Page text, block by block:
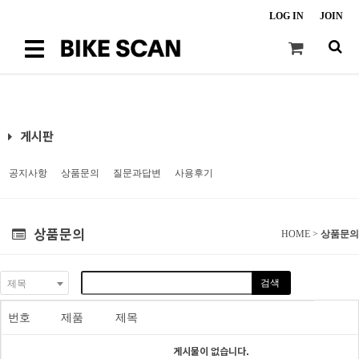
LOG IN JOIN
Toggle
게시판
공지사항 상품문의 질문과답변 사용후기
상품문의 HOME > 상품문의
제목 검색
번호 제품 제목
게시물이 없습니다.